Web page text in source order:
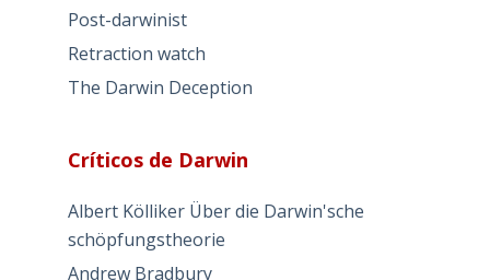
Post-darwinist
Retraction watch
The Darwin Deception
Críticos de Darwin
Albert Kölliker Über die Darwin'sche
schöpfungstheorie
Andrew Bradbury